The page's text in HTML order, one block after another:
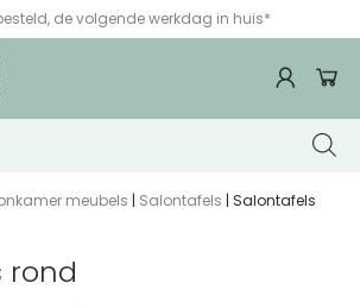
de volgende werkdag in huis*
meubels | Salontafels | Salontafels
rond